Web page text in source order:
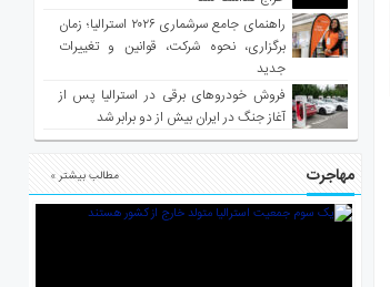
راهنمای جامع سرشماری ۲۰۲۶ استرالیا؛ زمان
برگزاری، نحوه شرکت، قوانین و تغییرات
جدید
فروش خودروهای برقی در استرالیا پس از
آغاز جنگ در ایران بیش از دو برابر شد
مهاجرت مطالب بیشتر »